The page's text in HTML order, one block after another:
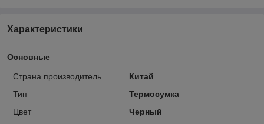
Характеристики
Основные
Страна производитель
Китай
Тип
Термосумка
Цвет
Черный